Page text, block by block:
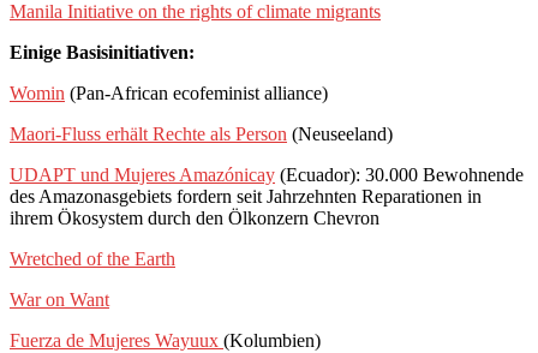
Manila Initiative on the rights of climate migrants
Einige Basisinitiativen:
Womin (Pan-African ecofeminist alliance)
Maori-Fluss erhält Rechte als Person (Neuseeland)
UDAPT und Mujeres Amazónicay (Ecuador): 30.000 Bewohnende
des Amazonasgebiets fordern seit Jahrzehnten Reparationen in
ihrem Ökosystem durch den Ölkonzern Chevron
Wretched of the Earth
War on Want
Fuerza de Mujeres Wayuux (Kolumbien)